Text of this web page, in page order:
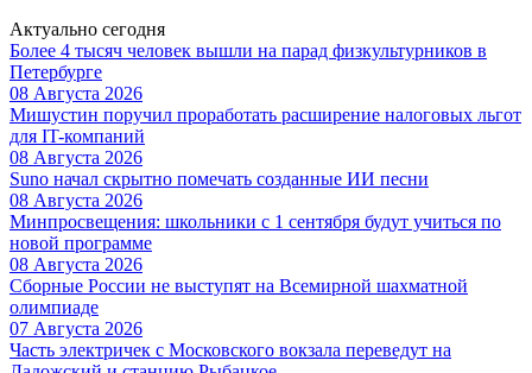
Актуально сегодня
Более 4 тысяч человек вышли на парад физкультурников в
Петербурге
08 Августа 2026
Мишустин поручил проработать расширение налоговых льгот
для IT-компаний
08 Августа 2026
Suno начал скрытно помечать созданные ИИ песни
08 Августа 2026
Минпросвещения: школьники с 1 сентября будут учиться по
новой программе
08 Августа 2026
Сборные России не выступят на Всемирной шахматной
олимпиаде
07 Августа 2026
Часть электричек с Московского вокзала переведут на